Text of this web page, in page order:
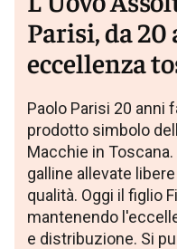
Parisi, da
eccellenza
Paolo Parisi 20 anni
prodotto simbolo
Macchie in
galline allevate
qualità. Oggi il figlio
mantenendo
e distribuzione. Si